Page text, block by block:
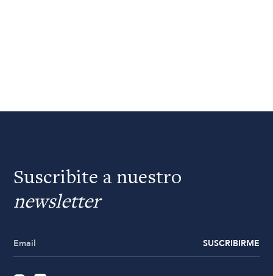
Suscribite a nuestro
newsletter
SUSCRIBIRME